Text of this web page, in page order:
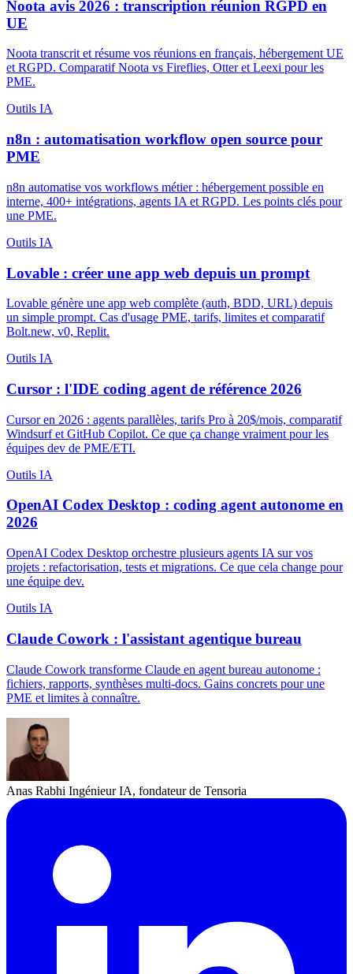
Noota avis 2026 : transcription réunion RGPD en
UE
Noota transcrit et résume vos réunions en français, hébergement UE
et RGPD. Comparatif Noota vs Fireflies, Otter et Leexi pour les
PME.
Outils IA
n8n : automatisation workflow open source pour
PME
n8n automatise vos workflows métier : hébergement possible en
interne, 400+ intégrations, agents IA et RGPD. Les points clés pour
une PME.
Outils IA
Lovable : créer une app web depuis un prompt
Lovable génère une app web complète (auth, BDD, URL) depuis
un simple prompt. Cas d'usage PME, tarifs, limites et comparatif
Bolt.new, v0, Replit.
Outils IA
Cursor : l'IDE coding agent de référence 2026
Cursor en 2026 : agents parallèles, tarifs Pro à 20$/mois, comparatif
Windsurf et GitHub Copilot. Ce que ça change vraiment pour les
équipes dev de PME/ETI.
Outils IA
OpenAI Codex Desktop : coding agent autonome en
2026
OpenAI Codex Desktop orchestre plusieurs agents IA sur vos
projets : refactorisation, tests et migrations. Ce que cela change pour
une équipe dev.
Outils IA
Claude Cowork : l'assistant agentique bureau
Claude Cowork transforme Claude en agent bureau autonome :
fichiers, rapports, synthèses multi-docs. Gains concrets pour une
PME et limites à connaître.
Anas Rabhi Ingénieur IA, fondateur de Tensoria